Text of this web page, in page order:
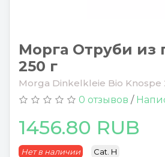
Морга Отруби из
250 г
Morga Dinkelkleie Bio Knospe
0 отзывов /
1456.80 RUB
Нет в наличии Cat. H